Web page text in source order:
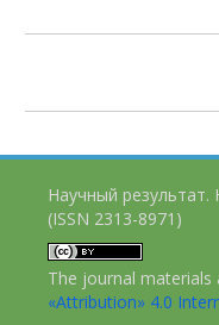
Научный результат.
(ISSN 2313-8971)
The journal materials
«Attribution» 4.0